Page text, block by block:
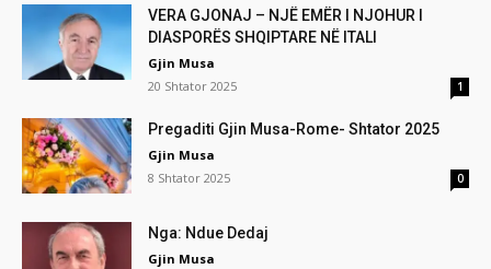
VERA GJONAJ – NJË EMËR I NJOHUR I
DIASPORËS SHQIPTARE NË ITALI
Gjin Musa
20 Shtator 2025
1
Pregaditi Gjin Musa-Rome- Shtator 2025
Gjin Musa
8 Shtator 2025
0
Nga: Ndue Dedaj
Gjin Musa